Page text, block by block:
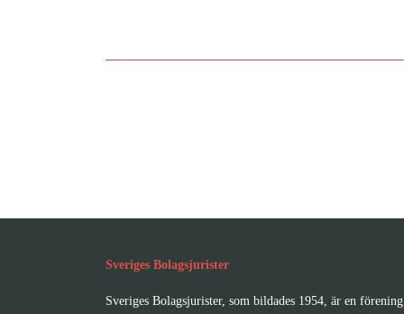
Sveriges Bolagsjurister
Sveriges Bolagsjurister, som bildades 1954, är en